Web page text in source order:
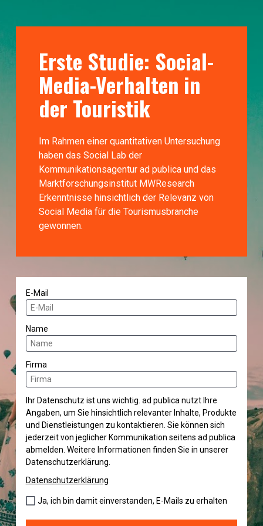
Erste Studie: Social-
Media-Verhalten in
der Touristik
Im Rahmen einer quantitativen Untersuchung
haben das Social Lab der
Kommunikationsagentur ad publica und das
Marktforschungsinstitut MWResearch
Erkenntnisse hinsichtlich der Relevanz von
Social Media für die Tourismusbranche
gewonnen.
E-Mail
Name
Firma
Ihr Datenschutz ist uns wichtig. ad publica nutzt Ihre
Angaben, um Sie hinsichtlich relevanter Inhalte, Produkte
und Dienstleistungen zu kontaktieren. Sie können sich
jederzeit von jeglicher Kommunikation seitens ad publica
abmelden. Weitere Informationen finden Sie in unserer
Datenschutzerklärung.
Datenschutzerklärung
Ja, ich bin damit einverstanden, E-Mails zu erhalten